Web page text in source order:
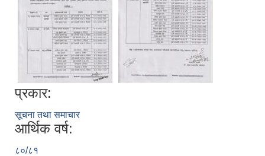
प्रकार:
सूचना तथा समाचार
आर्थिक वर्ष:
८०/८१